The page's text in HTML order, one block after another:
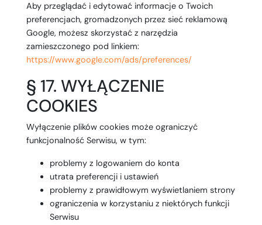
Aby przeglądać i edytować informacje o Twoich
preferencjach, gromadzonych przez sieć reklamową
Google, możesz skorzystać z narzędzia
zamieszczonego pod linkiem:
https://www.google.com/ads/preferences/
§ 17. WYŁĄCZENIE
COOKIES
Wyłączenie plików cookies może ograniczyć
funkcjonalność Serwisu, w tym:
problemy z logowaniem do konta
utrata preferencji i ustawień
problemy z prawidłowym wyświetlaniem strony
ograniczenia w korzystaniu z niektórych funkcji
Serwisu